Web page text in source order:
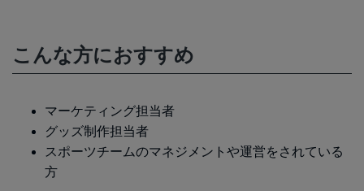
こんな方におすすめ
マーケティング担当者
グッズ制作担当者
スポーツチームのマネジメントや運営をされている
方